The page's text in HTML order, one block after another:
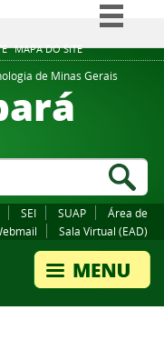
MAPA DO SITE
Simplifique!
Comunica BR
Participe
Legislação
de Minas Gerais
SEI SUAP
Área de
Sala Virtual (EAD)